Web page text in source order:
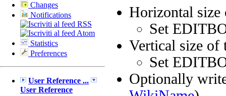
Horizontal
Set
Vertical size of
Set
Optionally
Changes
Notifications
Statistics
Preferences
User Reference ...
User Reference